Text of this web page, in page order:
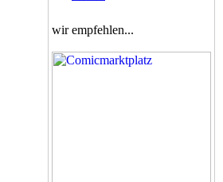
wir empfehlen...